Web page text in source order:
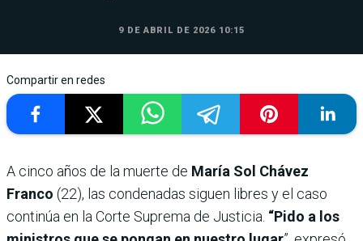
9 DE ABRIL DE 2026 10:15
Compartir en redes
A cinco años de la muerte de María Sol Chávez
Franco (22), las condenadas siguen libres y el caso
continúa en la Corte Suprema de Justicia. “Pido a los